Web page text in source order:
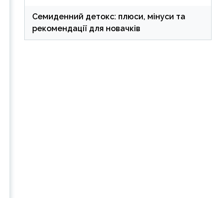
Семиденний детокс: плюси, мінуси та
рекомендації для новачків